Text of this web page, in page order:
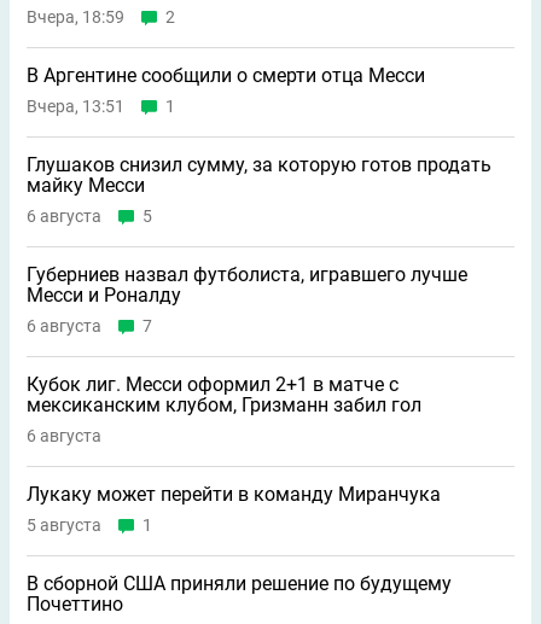
Вчера, 18:59 2
В Аргентине сообщили о смерти отца Месси
Вчера, 13:51 1
Глушаков снизил сумму, за которую готов продать
майку Месси
6 августа 5
Губерниев назвал футболиста, игравшего лучше
Месси и Роналду
6 августа 7
Кубок лиг. Месси оформил 2+1 в матче с
мексиканским клубом, Гризманн забил гол
6 августа
Лукаку может перейти в команду Миранчука
5 августа 1
В сборной США приняли решение по будущему
Почеттино